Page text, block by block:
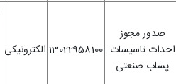
الکترونیکی 13022958100
صدور مجوز
احداث تاسیسات
پساب صنعتی